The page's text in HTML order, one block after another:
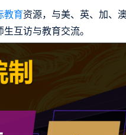
教育资源，与美、英、加、
互访与教育交流。